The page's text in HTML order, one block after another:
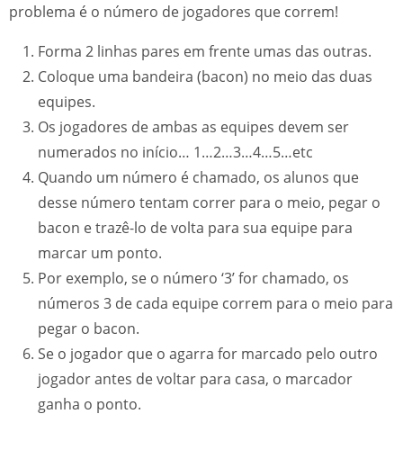
problema é o número de jogadores que correm!
Forma 2 linhas pares em frente umas das outras.
Coloque uma bandeira (bacon) no meio das duas
equipes.
Os jogadores de ambas as equipes devem ser
numerados no início… 1…2…3…4…5…etc
Quando um número é chamado, os alunos que
desse número tentam correr para o meio, pegar o
bacon e trazê-lo de volta para sua equipe para
marcar um ponto.
Por exemplo, se o número ‘3’ for chamado, os
números 3 de cada equipe correm para o meio para
pegar o bacon.
Se o jogador que o agarra for marcado pelo outro
jogador antes de voltar para casa, o marcador
ganha o ponto.